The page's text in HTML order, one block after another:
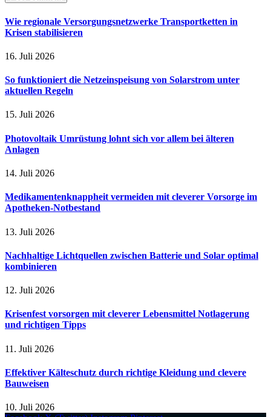
Wie regionale Versorgungsnetzwerke Transportketten in
Krisen stabilisieren
16. Juli 2026
So funktioniert die Netzeinspeisung von Solarstrom unter
aktuellen Regeln
15. Juli 2026
Photovoltaik Umrüstung lohnt sich vor allem bei älteren
Anlagen
14. Juli 2026
Medikamentenknappheit vermeiden mit cleverer Vorsorge im
Apotheken-Notbestand
13. Juli 2026
Nachhaltige Lichtquellen zwischen Batterie und Solar optimal
kombinieren
12. Juli 2026
Krisenfest vorsorgen mit cleverer Lebensmittel Notlagerung
und richtigen Tipps
11. Juli 2026
Effektiver Kälteschutz durch richtige Kleidung und clevere
Bauweisen
10. Juli 2026